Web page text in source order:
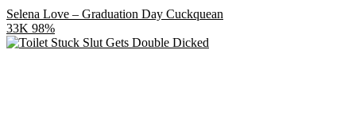
Selena Love – Graduation Day Cuckquean
33K 98%